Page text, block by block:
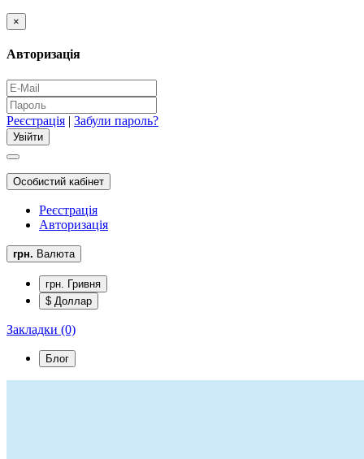
×
Авторизація
Реєстрація | Забули пароль?
Особистий кабінет
Реєстрація
Авторизація
грн. Валюта
грн. Гривня
$ Доллар
Закладки (0)
Блог